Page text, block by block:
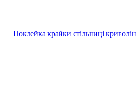
Поклейка крайки стільниці